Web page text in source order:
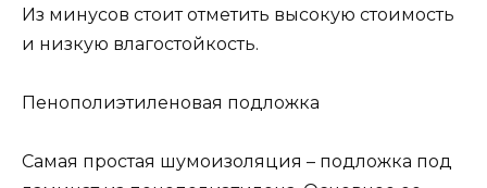
Из минусов стоит отметить высокую стоимость
и низкую влагостойкость.
Пенополиэтиленовая подложка
Самая простая шумоизоляция – подложка под